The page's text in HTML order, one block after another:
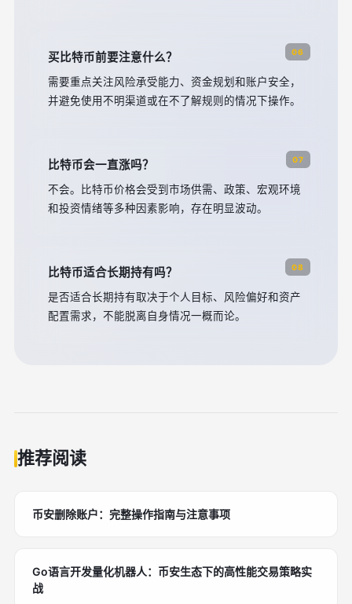
06
买比特币前要注意什么？
需要重点关注风险承受能力、资金规划和账户安全，
并避免使用不明渠道或在不了解规则的情况下操作。
07
比特币会一直涨吗？
不会。比特币价格会受到市场供需、政策、宏观环境
和投资情绪等多种因素影响，存在明显波动。
08
比特币适合长期持有吗？
是否适合长期持有取决于个人目标、风险偏好和资产
配置需求，不能脱离自身情况一概而论。
推荐阅读
币安删除账户：完整操作指南与注意事项
Go语言开发量化机器人：币安生态下的高性能交易策略实
战